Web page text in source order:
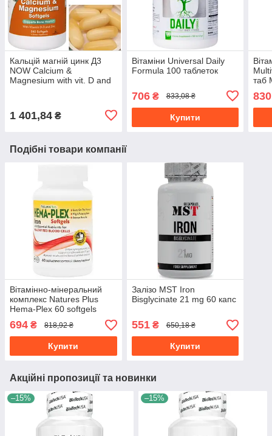
Кальцій магній цинк Д3
NOW Calcium &
Magnesium with vit. D and
1 401,84 ₴
Вітаміни Universal Daily
Formula 100 таблеток
706₴ 833,08 ₴
Купити
таб
830
Подібні товари компанії
Вітамінно-мінеральний
комплекс Natures Plus
Hema-Plex 60 softgels
694 ₴ 818,92 ₴
Купити
Залізо MST Iron
Bisglycinate 21 mg 60 капс
551₴ 650,18 ₴
Купити
Акційні пропозиції та новинки
–15% –15%